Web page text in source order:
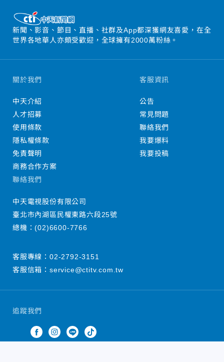
新聞、影音、節目、直播、社群及App都深獲網友喜愛，在全
世界各地華人亦頗受歡迎，全球擁有2000萬粉絲。
追蹤我們
關於我們
中天介紹
人才招募
使用條款
隱私權條款
免責聲明
商務合作方案
客服資訊
公告
常見問題
聯絡我們
我要爆料
我要投稿
聯絡我們
中天電視股份有限公司
臺北市內湖區民權東路六段25號
總機：(02)6600-7766
客服專線： 02-2792-3151
客服信箱： service@ctitv.com.tw